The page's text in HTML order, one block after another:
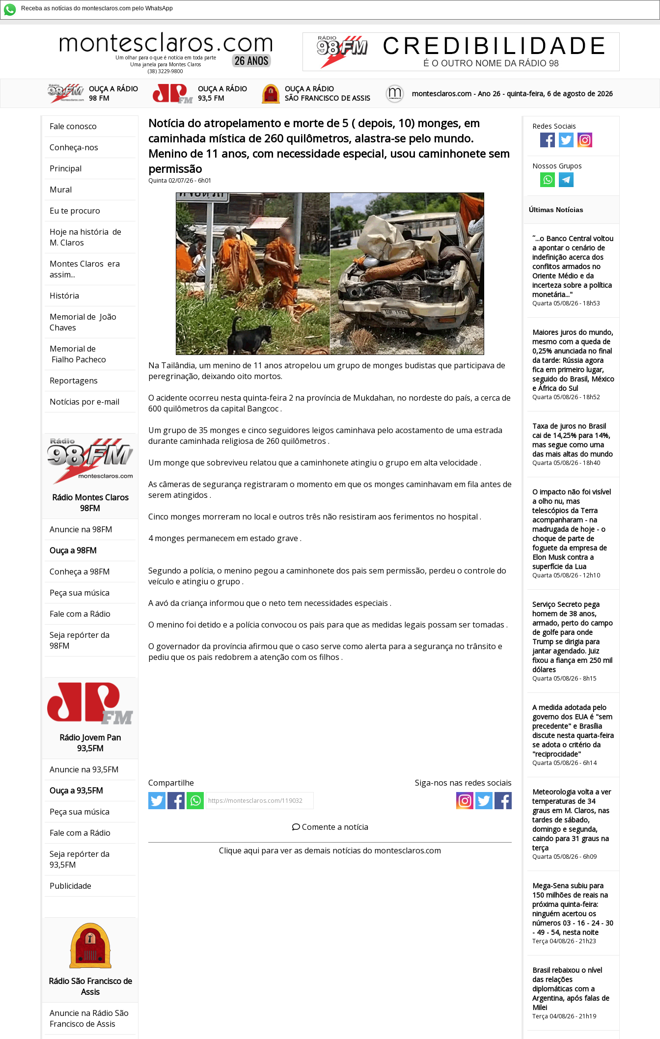
Receba as notícias do montesclaros.com pelo WhatsApp
Um olhar para o que é notícia em toda parte
Uma janela para Montes Claros
(38) 3229-9800
OUÇA A RÁDIO
98 FM
OUÇA A RÁDIO
93,5 FM
OUÇA A RÁDIO
SÃO FRANCISCO DE ASSIS
montesclaros.com - Ano 26 - quinta-feira, 6 de agosto de 2026
Fale conosco
Conheça-nos
Principal
Mural
Eu te procuro
Hoje na história de
M. Claros
Montes Claros era
assim...
História
Memorial de João
Chaves
Memorial de
Fialho Pacheco
Reportagens
Notícias por e-mail
Rádio Montes Claros
98FM
Anuncie na 98FM
Ouça a 98FM
Conheça a 98FM
Peça sua música
Fale com a Rádio
Seja repórter da
98FM
Rádio Jovem Pan
93,5FM
Anuncie na 93,5FM
Ouça a 93,5FM
Peça sua música
Fale com a Rádio
Seja repórter da
93,5FM
Publicidade
Rádio São Francisco de
Assis
Anuncie na Rádio São
Francisco de Assis
Redes Sociais
Nossos Grupos
Últimas Notícias
˜...o Banco Central voltou
a apontar o cenário de
indefinição acerca dos
conflitos armados no
Oriente Médio e da
incerteza sobre a política
monetária..."
Quarta 05/08/26 - 18h53
Maiores juros do mundo,
mesmo com a queda de
0,25% anunciada no final
da tarde: Rússia agora
fica em primeiro lugar,
seguido do Brasil, México
e África do Sul
Quarta 05/08/26 - 18h52
Taxa de juros no Brasil
cai de 14,25% para 14%,
mas segue como uma
das mais altas do mundo
Quarta 05/08/26 - 18h40
O impacto não foi visível
a olho nu, mas
telescópios da Terra
acompanharam - na
madrugada de hoje - o
choque de parte de
foguete da empresa de
Elon Musk contra a
superfície da Lua
Quarta 05/08/26 - 12h10
Serviço Secreto pega
homem de 38 anos,
armado, perto do campo
de golfe para onde
Trump se dirigia para
jantar agendado. Juiz
fixou a fiança em 250 mil
dólares
Quarta 05/08/26 - 8h15
A medida adotada pelo
governo dos EUA é "sem
precedente" e Brasília
discute nesta quarta-feira
se adota o critério da
"reciprocidade"
Quarta 05/08/26 - 6h14
Meteorologia volta a ver
temperaturas de 34
graus em M. Claros, nas
tardes de sábado,
domingo e segunda,
caindo para 31 graus na
terça
Quarta 05/08/26 - 6h09
Mega-Sena subiu para
150 milhões de reais na
próxima quinta-feira:
ninguém acertou os
números 03 - 16 - 24 - 30
- 49 - 54, nesta noite
Terça 04/08/26 - 21h23
Brasil rebaixou o nível
das relações
diplomáticas com a
Argentina, após falas de
Milei
Terça 04/08/26 - 21h19
Notícia do atropelamento e morte de 5 ( depois, 10) monges, em
caminhada mística de 260 quilômetros, alastra-se pelo mundo.
Menino de 11 anos, com necessidade especial, usou caminhonete sem
permissão
Quinta 02/07/26 - 6h01
Na Tailândia, um menino de 11 anos atropelou um grupo de monges budistas que participava de
peregrinação, deixando oito mortos.
O acidente ocorreu nesta quinta-feira 2 na província de Mukdahan, no nordeste do país, a cerca de
600 quilômetros da capital Bangcoc .
Um grupo de 35 monges e cinco seguidores leigos caminhava pelo acostamento de uma estrada
durante caminhada religiosa de 260 quilômetros .
Um monge que sobreviveu relatou que a caminhonete atingiu o grupo em alta velocidade .
As câmeras de segurança registraram o momento em que os monges caminhavam em fila antes de
serem atingidos .
Cinco monges morreram no local e outros três não resistiram aos ferimentos no hospital .
4 monges permanecem em estado grave .
Segundo a polícia, o menino pegou a caminhonete dos pais sem permissão, perdeu o controle do
veículo e atingiu o grupo .
A avó da criança informou que o neto tem necessidades especiais .
O menino foi detido e a polícia convocou os pais para que as medidas legais possam ser tomadas .
O governador da província afirmou que o caso serve como alerta para a segurança no trânsito e
pediu que os pais redobrem a atenção com os filhos .
Compartilhe Siga-nos nas redes sociais
Comente a notícia
Clique aqui para ver as demais notícias do montesclaros.com